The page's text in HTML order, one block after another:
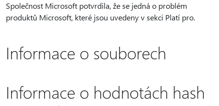
Společnost Microsoft potvrdila, že se jedná o problém
produktů Microsoft, které jsou uvedeny v sekci Platí pro.
Informace o souborech
Informace o hodnotách hash